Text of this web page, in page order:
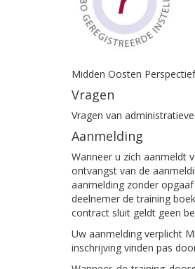
Midden Oosten
Vragen
Vragen van
Aanmelding
Wanneer u zich aanmeldt
ontvangst van de
aanmelding zonder
deelnemer de training
contract sluit geldt geen
Uw aanmelding verplicht
inschrijving vinden pas